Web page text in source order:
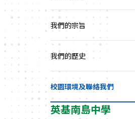
我們的宗旨
我們的歷史
校園環境及聯絡我們
英基南島中學